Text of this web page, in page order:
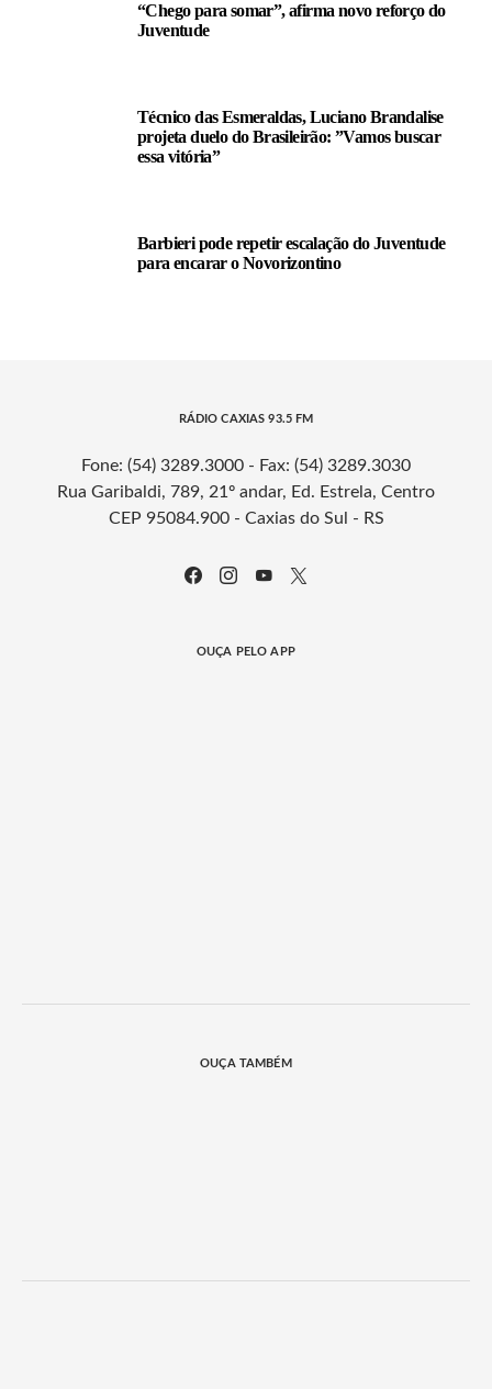
“Chego para somar”, afirma novo reforço do
Juventude
Técnico das Esmeraldas, Luciano Brandalise
projeta duelo do Brasileirão: ”Vamos buscar
essa vitória”
Barbieri pode repetir escalação do Juventude
para encarar o Novorizontino
RÁDIO CAXIAS 93.5 FM
Fone: (54) 3289.3000 - Fax: (54) 3289.3030
Rua Garibaldi, 789, 21º andar, Ed. Estrela, Centro
CEP 95084.900 - Caxias do Sul - RS
OUÇA PELO APP
OUÇA TAMBÉM